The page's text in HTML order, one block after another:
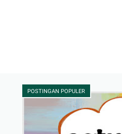
POSTINGAN POPULER